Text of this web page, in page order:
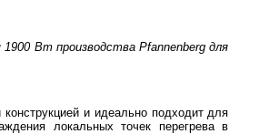
Вт производства Pfannenberg для
и идеально подходит для
локальных точек перегрева в